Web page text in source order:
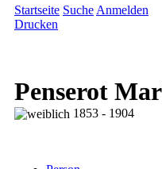
Startseite Suche Anmelden
Drucken
Penserot
1853 - 1904